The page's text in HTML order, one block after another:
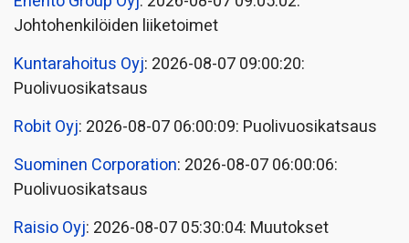
Johtohenkilöiden liiketoimet
Kuntarahoitus Oyj: 2026-08-07 09:00:20:
Puolivuosikatsaus
Robit Oyj: 2026-08-07 06:00:09: Puolivuosikatsaus
Suominen Corporation: 2026-08-07 06:00:06:
Puolivuosikatsaus
Raisio Oyj: 2026-08-07 05:30:04: Muutokset